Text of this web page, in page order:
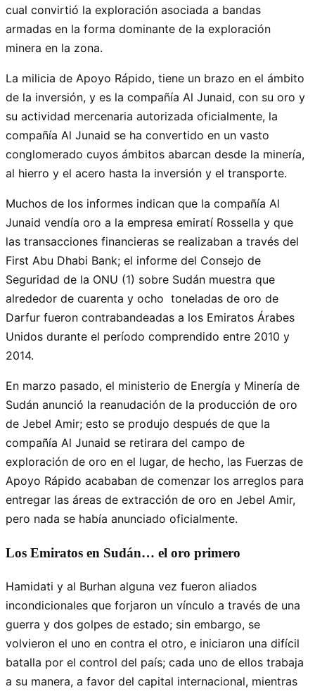
cual convirtió la exploración asociada a bandas
armadas en la forma dominante de la exploración
minera en la zona.
La milicia de Apoyo Rápido, tiene un brazo en el ámbito
de la inversión, y es la compañía Al Junaid, con su oro y
su actividad mercenaria autorizada oficialmente, la
compañía Al Junaid se ha convertido en un vasto
conglomerado cuyos ámbitos abarcan desde la minería,
al hierro y el acero hasta la inversión y el transporte.
Muchos de los informes indican que la compañía Al
Junaid vendía oro a la empresa emiratí Rossella y que
las transacciones financieras se realizaban a través del
First Abu Dhabi Bank; el informe del Consejo de
Seguridad de la ONU (1) sobre Sudán muestra que
alrededor de cuarenta y ocho toneladas de oro de
Darfur fueron contrabandeadas a los Emiratos Árabes
Unidos durante el período comprendido entre 2010 y
2014.
En marzo pasado, el ministerio de Energía y Minería de
Sudán anunció la reanudación de la producción de oro
de Jebel Amir; esto se produjo después de que la
compañía Al Junaid se retirara del campo de
exploración de oro en el lugar, de hecho, las Fuerzas de
Apoyo Rápido acababan de comenzar los arreglos para
entregar las áreas de extracción de oro en Jebel Amir,
pero nada se había anunciado oficialmente.
Los Emiratos en Sudán… el oro primero
Hamidati y al Burhan alguna vez fueron aliados
incondicionales que forjaron un vínculo a través de una
guerra y dos golpes de estado; sin embargo, se
volvieron el uno en contra el otro, e iniciaron una difícil
batalla por el control del país; cada uno de ellos trabaja
a su manera, a favor del capital internacional, mientras